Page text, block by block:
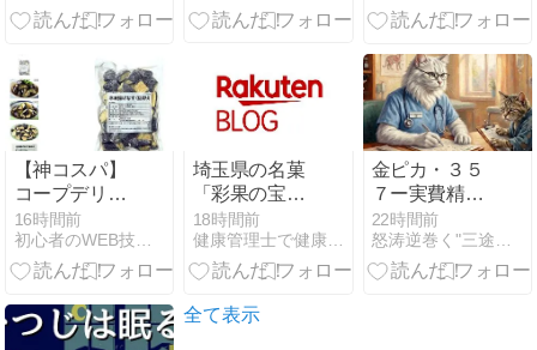
レンジ！
【神コスパ】
コープデリの
「冷凍揚げな
す」が便利す
ぎる！他社と
ったおすすめ
の理由
16時間前
埼玉県の名菓
「彩果の宝
石」を購入し
ました。
18時間前
金ピカ・３５
７ー実費精算
出来たーーー
22時間前
全て表示